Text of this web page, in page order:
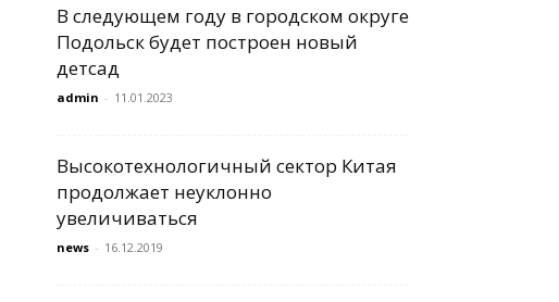
В следующем году в городском округе
Подольск будет построен новый
детсад
admin - 11.01.2023
Высокотехнологичный сектор Китая
продолжает неуклонно
увеличиваться
news - 16.12.2019